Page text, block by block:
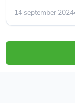
14 september 2024